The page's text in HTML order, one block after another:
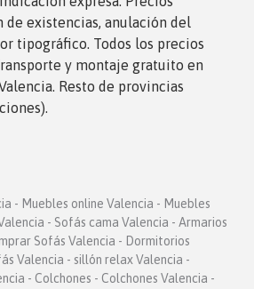
de existencias, anulación del
tipográfico. Todos los precios
y montaje gratuito en
Resto de provincias
- Muebles online Valencia - Muebles
- Sofás cama Valencia - Armarios
Sofás Valencia - Dormitorios
Valencia - sillón relax Valencia -
- Colchones - Colchones Valencia -